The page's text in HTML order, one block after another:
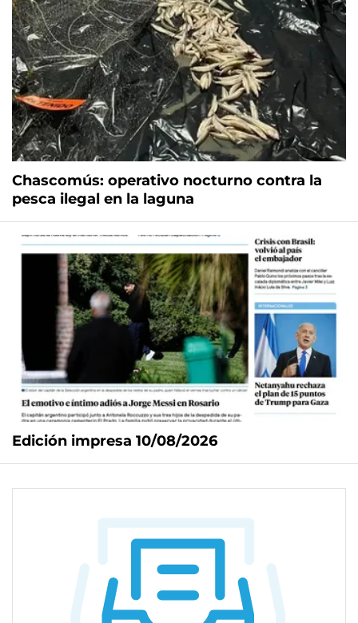
Chascomús: operativo nocturno contra la
pesca ilegal en la laguna
Edición impresa 10/08/2026